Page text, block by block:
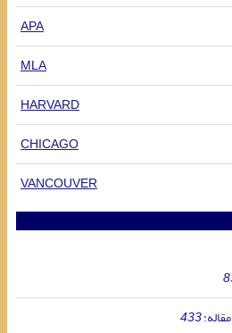
APA
MLA
HARVARD
CHICAGO
VANCOUVER
433